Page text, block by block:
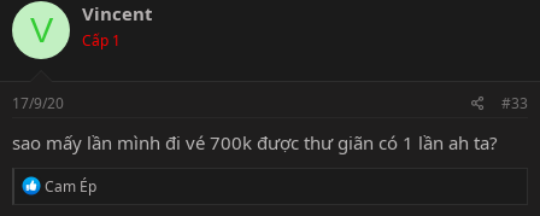
V Vincent
Cấp 1
17/9/20 #33
sao mấy lần mình đi vé 700k được thư giãn có 1 lần ah ta?
R
Cam Ép